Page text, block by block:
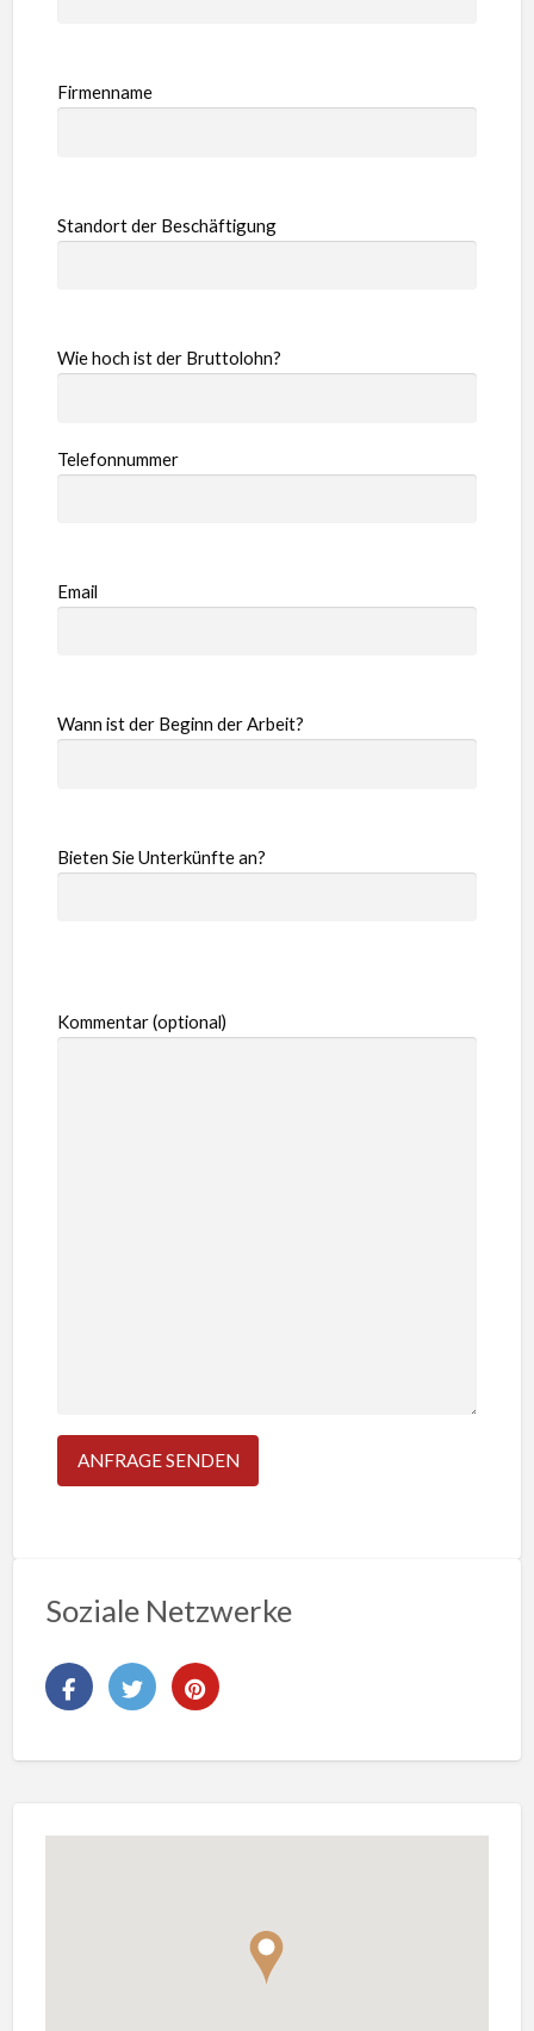
Firmenname
Standort der Beschäftigung
Wie hoch ist der Bruttolohn?
Telefonnummer
Email
Wann ist der Beginn der Arbeit?
Bieten Sie Unterkünfte an?
Kommentar (optional)
Soziale Netzwerke